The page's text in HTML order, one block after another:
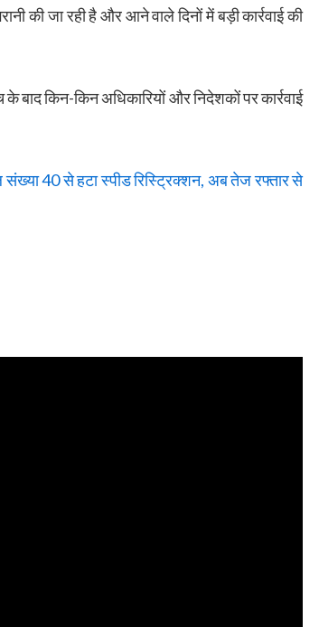
की जा रही है और आने वाले दिनों में बड़ी कार्रवाई की
बाद किन-किन अधिकारियों और निदेशकों पर कार्रवाई
40 से हटा स्पीड रिस्ट्रिक्शन, अब तेज रफ्तार से